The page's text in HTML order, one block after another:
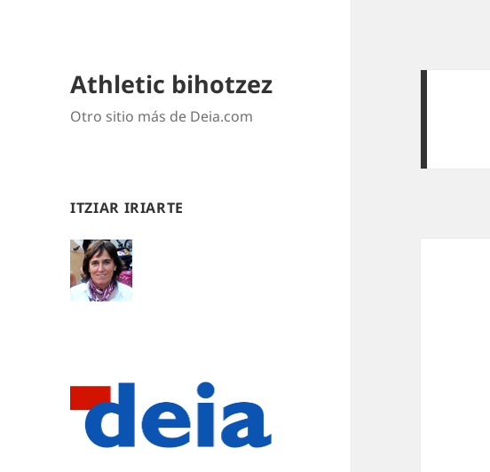
Athletic bihotzez
Otro sitio más de Deia.com
ITZIAR IRIARTE